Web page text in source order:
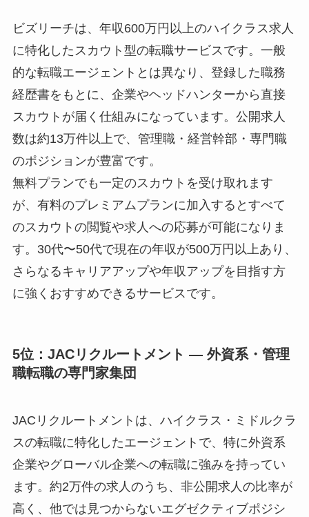
ビズリーチは、年収600万円以上のハイクラス求人
に特化したスカウト型の転職サービスです。一般
的な転職エージェントとは異なり、登録した職務
経歴書をもとに、企業やヘッドハンターから直接
スカウトが届く仕組みになっています。公開求人
数は約13万件以上で、管理職・経営幹部・専門職
のポジションが豊富です。
無料プランでも一定のスカウトを受け取れます
が、有料のプレミアムプランに加入するとすべて
のスカウトの閲覧や求人への応募が可能になりま
す。30代〜50代で現在の年収が500万円以上あり、
さらなるキャリアアップや年収アップを目指す方
に強くおすすめできるサービスです。
5位：JACリクルートメント ― 外資系・管理
職転職の専門家集団
JACリクルートメントは、ハイクラス・ミドルクラ
スの転職に特化したエージェントで、特に外資系
企業やグローバル企業への転職に強みを持ってい
ます。約2万件の求人のうち、非公開求人の比率が
高く、他では見つからないエグゼクティブポジシ